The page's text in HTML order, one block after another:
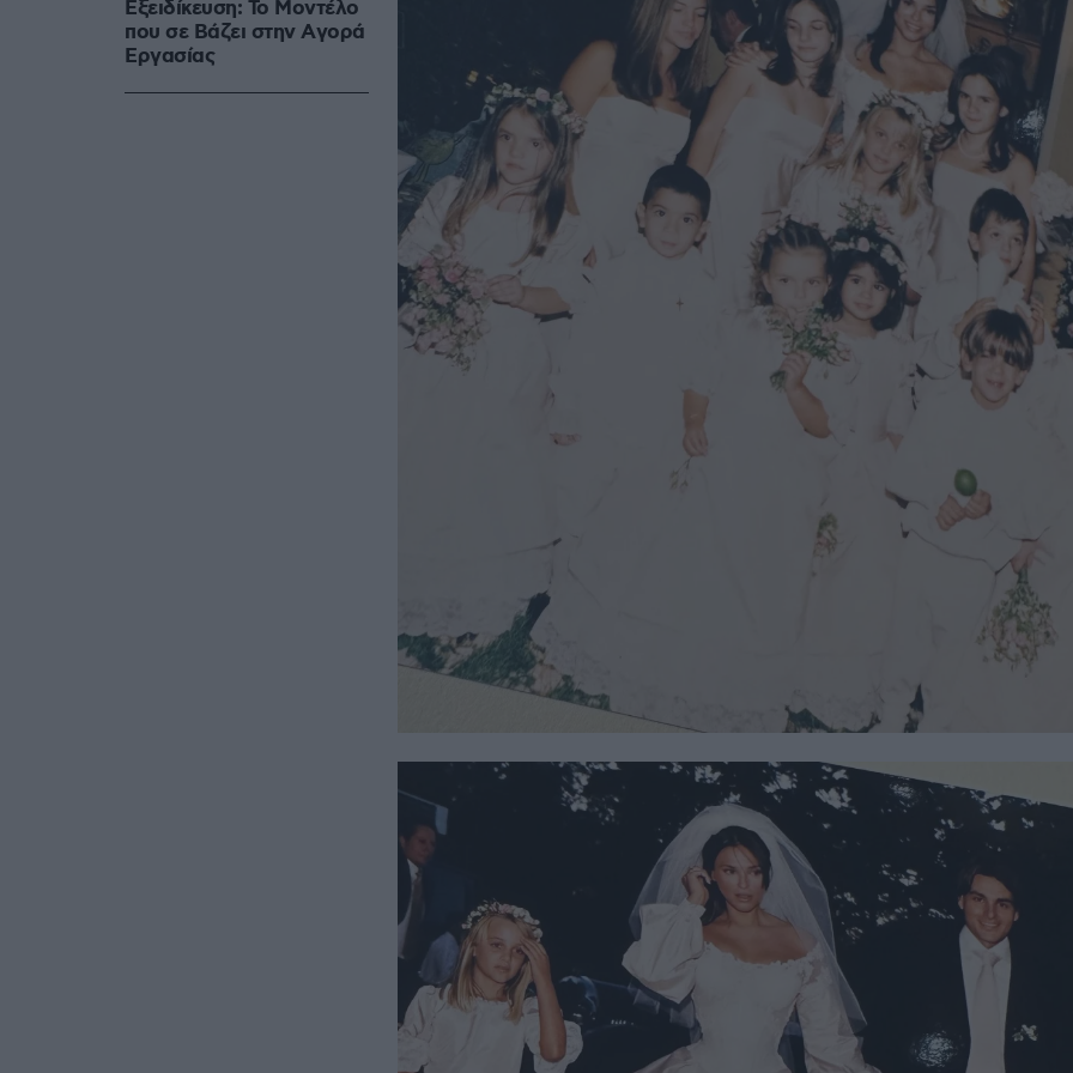
Εξειδίκευση: Το Mοντέλο
που σε Bάζει στην Aγορά
Eργασίας